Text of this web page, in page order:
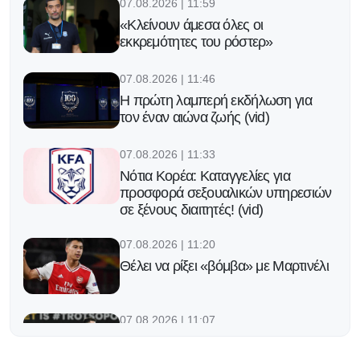
07.08.2026 | 11:59
«Κλείνουν άμεσα όλες οι
εκκρεμότητες του ρόστερ»
07.08.2026 | 11:46
Η πρώτη λαμπερή εκδήλωση για
τον έναν αιώνα ζωής (vid)
07.08.2026 | 11:33
Νότια Κορέα: Καταγγελίες για
προσφορά σεξουαλικών υπηρεσιών
σε ξένους διαιτητές! (vid)
07.08.2026 | 11:20
Θέλει να ρίξει «βόμβα» με Μαρτινέλι
07.08.2026 | 11:07